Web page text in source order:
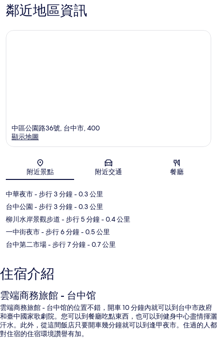
鄰近地區資訊
地圖
中區公園路36號, 台中市, 400
顯示地圖
附近景點 附近交通 餐廳
中華夜市- 步行 3 分鐘- 0.3 公里
台中公園 - 步行 3 分鐘- 0.3 公里
柳川水岸景觀步道 - 步行 5 分鐘- 0.4 公里
一中街夜市- 步行 6 分鐘- 0.5 公里
台中第二市場- 步行 7 分鐘- 0.7 公里
住宿介紹
雲端商務旅館 - 台中馆
雲端商務旅館 - 台中馆的位置不錯，開車 10 分鐘內就可以到台中市政府
和臺中國家歌劇院。您可以到餐廳吃點東西，也可以到健身中心盡情揮灑
汗水。此外，從這間飯店只要開車幾分鐘就可以到逢甲夜市。住過的人都
對住宿的住宿環境讚譽有加。